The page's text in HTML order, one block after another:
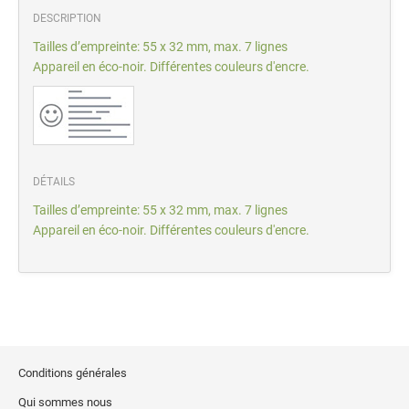
DESCRIPTION
Tailles d’empreinte: 55 x 32 mm, max. 7 lignes
Appareil en éco-noir. Différentes couleurs d'encre.
DÉTAILS
Tailles d’empreinte: 55 x 32 mm, max. 7 lignes
Appareil en éco-noir. Différentes couleurs d'encre.
Conditions générales
Qui sommes nous